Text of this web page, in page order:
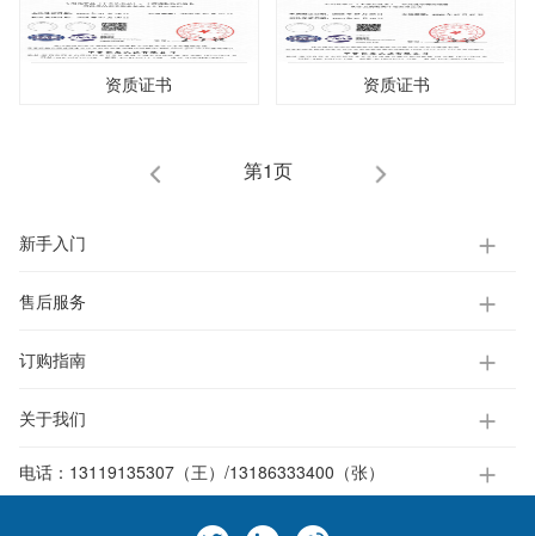
资质证书 资质证书
第1页
新手入门
售后服务
订购指南
关于我们
电话： 13119135307（王）/13186333400（张）